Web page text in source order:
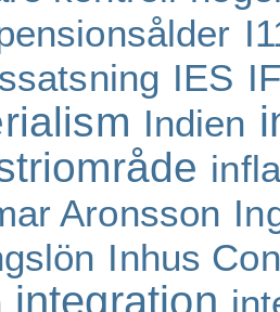
IES
Indien
Aronsson
Inhus
integration